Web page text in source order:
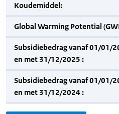
Koudemiddel:
Global Warming Potential
Subsidiebedrag vanaf 01/01/
en met 31/12/2025 :
Subsidiebedrag vanaf 01/01/
en met 31/12/2024 :